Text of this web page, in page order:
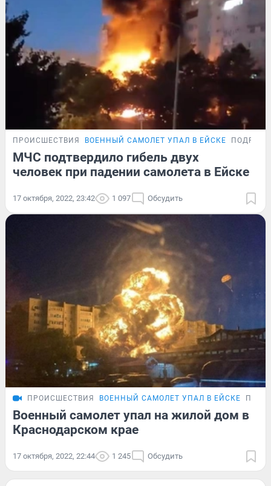
ПРОИСШЕСТВИЯ ВОЕННЫЙ САМОЛЕТ УПАЛ В ЕЙСКЕ
МЧС подтвердило гибель двух
человек при падении самолета в Ейске
17 октября, 2022, 23:42 1 097 Обсудить
ПРОИСШЕСТВИЯ ВОЕННЫЙ САМОЛЕТ УПАЛ В ЕЙСКЕ
Военный самолет упал на жилой дом в
Краснодарском крае
17 октября, 2022, 22:44 1 245 Обсудить